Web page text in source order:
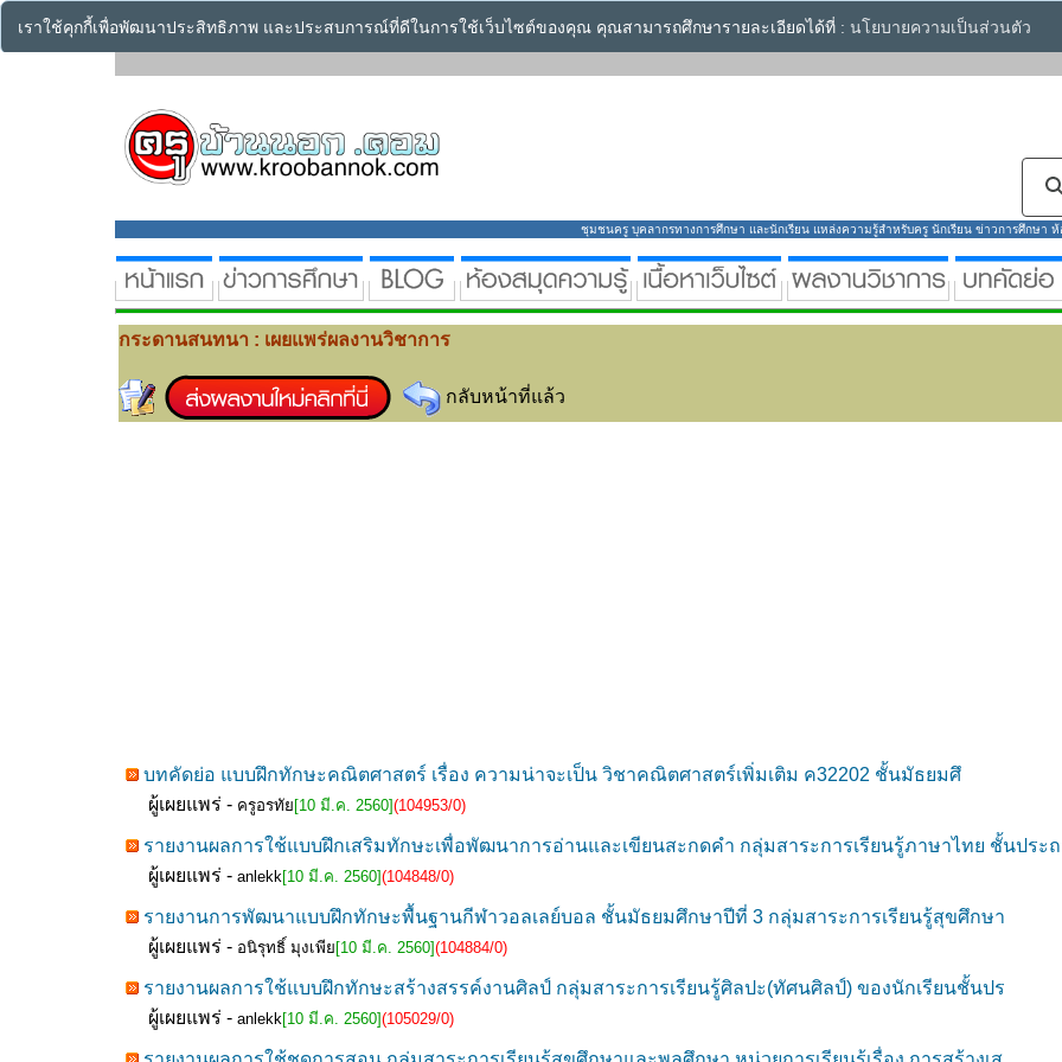
เราใช้คุกกี้เพื่อพัฒนาประสิทธิภาพ และประสบการณ์ที่ดีในการใช้เว็บไซต์ของคุณ คุณสามารถศึกษารายละเอียดได้ที่ : นโยบายความเป็นส่วนตัว
ชุมชนครู บุคลากรทางการศึกษา และนักเรียน แหล่งความรู้สำหรับครู นักเรียน ข่าวการศึกษา
กระดานสนทนา : เผยแพร่ผลงานวิชาการ
กลับหน้าที่แล้ว
บทคัดย่อ แบบฝึกทักษะคณิตศาสตร์ เรื่อง ความน่าจะเป็น วิชาคณิตศาสตร์เพิ่มเติม ค32202 ชั้นมัธยมศึ
ผู้เผยแพร่ - ครูอรทัย [10 มี.ค. 2560](104953/0)
รายงานผลการใช้แบบฝึกเสริมทักษะเพื่อพัฒนาการอ่านและเขียนสะกดคำ กลุ่มสาระการเรียนรู้ภาษาไทย ชั้นประ
ผู้เผยแพร่ - anlekk[10 มี.ค. 2560](104848/0)
รายงานการพัฒนาแบบฝึกทักษะพื้นฐานกีฬาวอลเลย์บอล ชั้นมัธยมศึกษาปีที่ 3 กลุ่มสาระการเรียนรู้สุขศึกษา
ผู้เผยแพร่ - อนิรุทธิ์ มุงเพีย [10 มี.ค. 2560](104884/0)
รายงานผลการใช้แบบฝึกทักษะสร้างสรรค์งานศิลป์ กลุ่มสาระการเรียนรู้ศิลปะ(ทัศนศิลป์) ของนักเรียนชั้นปร
ผู้เผยแพร่ - anlekk[10 มี.ค. 2560](105029/0)